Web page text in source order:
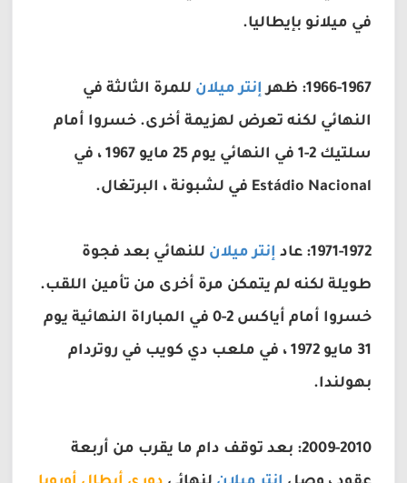
في ميلانو بإيطاليا.
1966-1967: ظهر إنتر ميلان للمرة الثالثة في
النهائي لكنه تعرض لهزيمة أخرى. خسروا أمام
سلتيك 2-1 في النهائي يوم 25 مايو 1967 ، في
Estádio Nacional في لشبونة ، البرتغال.
1971-1972: عاد إنتر ميلان للنهائي بعد فجوة
طويلة لكنه لم يتمكن مرة أخرى من تأمين اللقب.
خسروا أمام أياكس 2-0 في المباراة النهائية يوم
31 مايو 1972 ، في ملعب دي كويب في روتردام
بهولندا.
2009-2010: بعد توقف دام ما يقرب من أربعة